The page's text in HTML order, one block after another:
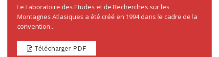
Le Laboratoire des Etudes et de Recherches sur les
Montagnes Atlasiques a été créé en 1994 dans le cadre de la
convention...
Télécharger PDF